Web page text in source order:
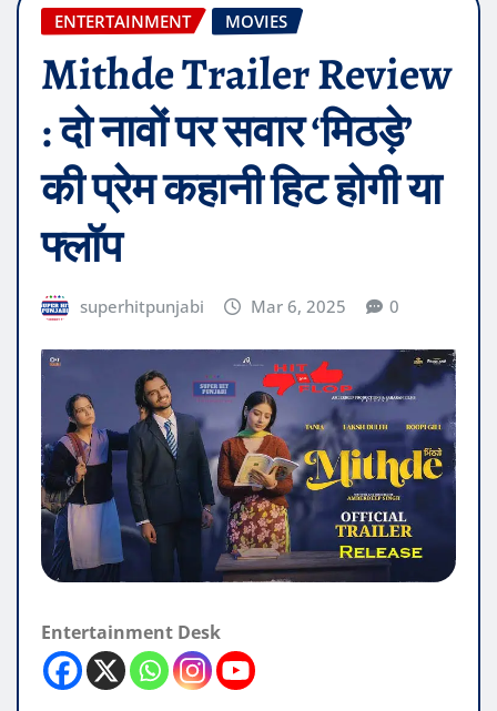
ENTERTAINMENT MOVIES
Mithde Trailer Review
: दो नावों पर सवार ‘मिठड़े’
की प्रेम कहानी हिट होगी या
फ्लॉप
superhitpunjabi Mar 6, 2025 0
Entertainment Desk